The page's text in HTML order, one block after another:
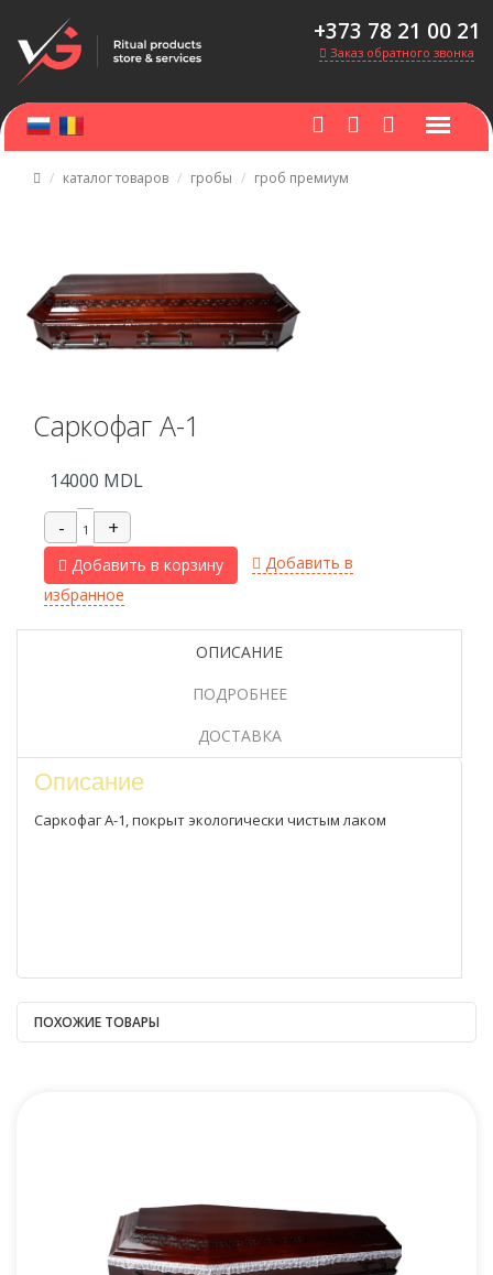
+373 78 21 00 21
Заказ обратного звонка
каталог товаров гробы гроб премиум
Саркофаг А-1
14000 MDL
Добавить в корзину
Добавить в
избранное
ОПИСАНИЕ
ПОДРОБНЕЕ
ДОСТАВКА
Описание
Саркофаг А-1, покрыт экологически чистым лаком
ПОХОЖИЕ ТОВАРЫ